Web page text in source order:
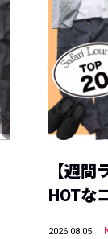
【週間
HOTな
2026.08.05